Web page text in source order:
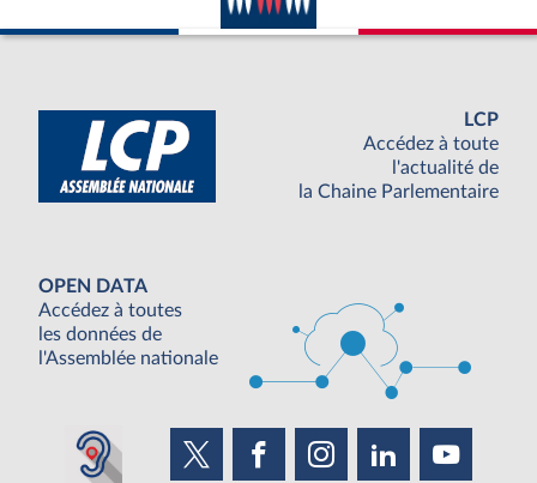
LCP
Accédez à toute
l'actualité de
la Chaine Parlementaire
OPEN DATA
Accédez à toutes
les données de
l'Assemblée nationale